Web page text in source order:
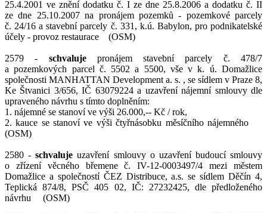
25.4.2001 ve znění dodatku č. I ze dne 25.8.2006 a dodatku č. II
ze dne 25.10.2007 na pronájem pozemků - pozemkové parcely
č. 24/16 a stavební parcely č. 331, k.ú. Babylon, pro podnikatelské
účely - provoz restaurace (OSM)
2579 - schvaluje pronájem stavební parcely č. 478/7
a pozemkových parcel č. 5502 a 5500, vše v k. ú. Domažlice
společnosti MANHATTAN Development a. s. , se sídlem v Praze 8,
Ke Štvanici 3/656, IČ 63079224 a uzavření nájemní smlouvy dle
upraveného návrhu s tímto doplněním:
1. nájemné se stanoví ve výši 26.000,-- Kč / rok,
2. kauce se stanoví ve výši čtyřnásobku měsíčního nájemného
(OSM)
2580 - schvalujeuzavření smlouvy o uzavření budoucí smlouvy
o zřízení věcného břemene č. IV-12-0003497/4 mezi městem
Domažlice a společností ČEZ Distribuce, a.s. se sídlem Děčín 4,
Teplická 874/8, PSČ 405 02, IČ: 27232425, dle předloženého
návrhu (OSM)